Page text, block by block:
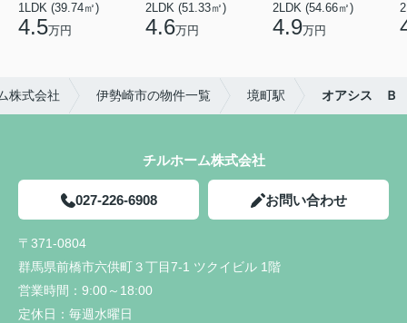
1LDK (39.74㎡)
4.5万円
2LDK (51.33㎡)
4.6万円
2LDK (54.66㎡)
4.9万円
株式会社 伊勢崎市の物件一覧 境町駅 オアシス Ｂ
チルホーム株式会社
027-226-6908 お問い合わせ
〒371-0804
群馬県前橋市六供町３丁目7-1 ツクイビル 1階
営業時間： 9:00～18:00
定休日： 毎週水曜日